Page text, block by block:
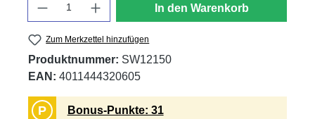
In den Warenkorb
Zum Merkzettel hinzufügen
Produktnummer: SW12150
EAN: 4011444320605
P Bonus-Punkte: 31